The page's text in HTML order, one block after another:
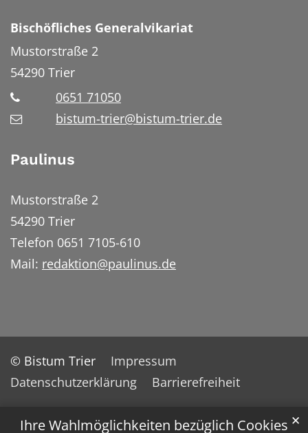
Ihre Wahlmöglichkeiten bezüglich Cookies ✕
Bischöfliches Generalvikariat
Mustorstraße 2
54290 Trier
0651 71050
bistum-trier@bistum-trier.de
Paulinus
Mustorstraße 2
54290 Trier
Telefon 0651 7105-610
Mail: redaktion@paulinus.de
© Bistum Trier
Impressum
Datenschutzerklärung
Barrierefreiheit